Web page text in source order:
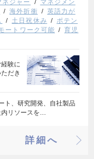
ネジャー
マネジメン
海外折衝
英語力が
土日祝休み
ポテン
ートワーク可能
育児
験に
だき
ト、研究開発、自社製品
リソースを…
詳細へ